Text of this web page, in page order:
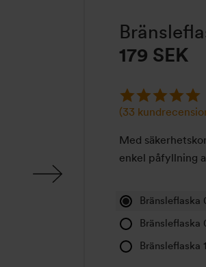
179 SEK
(33
Med
enkel påfyllning
Bränsleflaska
Bränsleflaska
Bränsleflaska